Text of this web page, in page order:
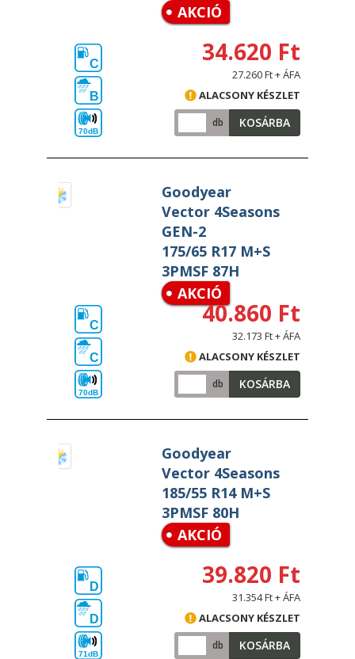
AKCIÓ
C
B
70dB
34.620 Ft
27.260 Ft + ÁFA
ALACSONY KÉSZLET
db KOSÁRBA
Goodyear
Vector 4Seasons
GEN-2
175/65 R17 M+S
3PMSF 87H
AKCIÓ
C
C
70dB
40.860 Ft
32.173 Ft + ÁFA
ALACSONY KÉSZLET
db KOSÁRBA
Goodyear
Vector 4Seasons
185/55 R14 M+S
3PMSF 80H
AKCIÓ
D
D
71dB
39.820 Ft
31.354 Ft + ÁFA
ALACSONY KÉSZLET
db KOSÁRBA